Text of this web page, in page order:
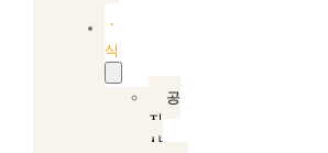
소
식
공
지
사